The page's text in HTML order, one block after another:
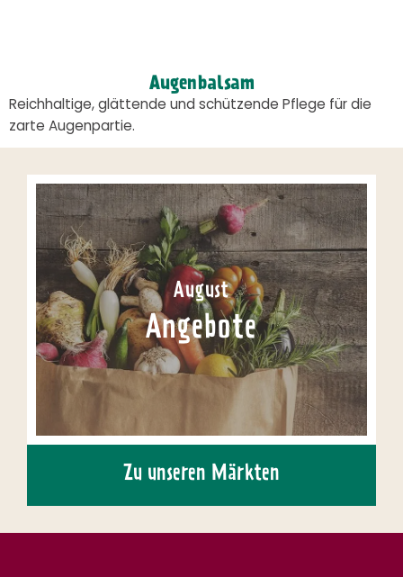
Augenbalsam
Reichhaltige, glättende und schützende Pflege für die
zarte Augenpartie.
August
Angebote
Zu unseren Märkten